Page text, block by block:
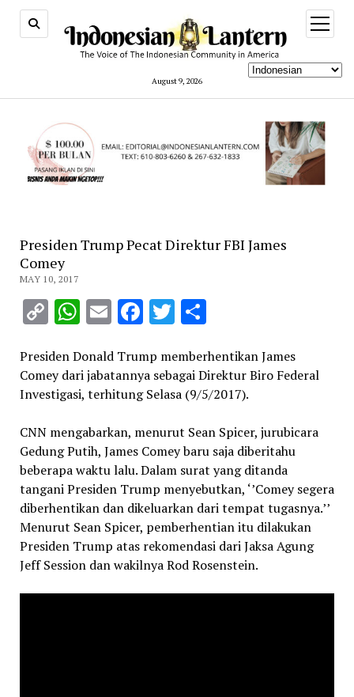
August 9, 2026
open
menu
Presiden Trump Pecat Direktur FBI James
Comey
MAY 10, 2017
CopyWhatsApp
EmailFacebook
Twitter
Share
Presiden Donald Trump memberhentikan James
Comey dari jabatannya sebagai Direktur Biro Federal
Investigasi, terhitung Selasa (9/5/2017).
CNN mengabarkan, menurut Sean Spicer, jurubicara
Gedung Putih, James Comey baru saja diberitahu
beberapa waktu lalu. Dalam surat yang ditanda
tangani Presiden Trump menyebutkan, ‘’Comey segera
diberhentikan dan dikeluarkan dari tempat tugasnya.’’
Menurut Sean Spicer, pemberhentian itu dilakukan
Presiden Trump atas rekomendasi dari Jaksa Agung
Jeff Session dan wakilnya Rod Rosenstein.